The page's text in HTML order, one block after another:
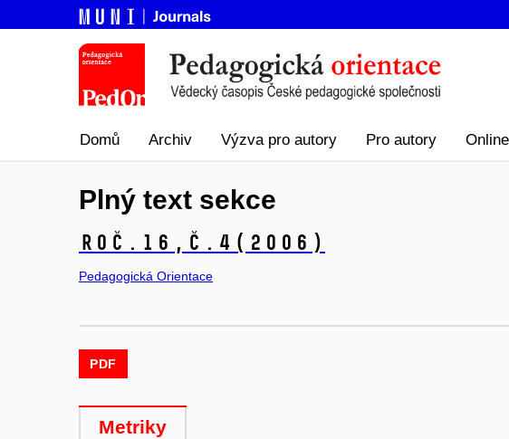
Domů Archiv Výzva pro autory Pro autory
Plný text sekce
Roč.16, č.4 (2006)
Pedagogická Orientace
PDF
Metriky